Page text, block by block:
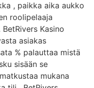
, paikka aika aukko
roolipelaaja
Kasino
asiakas
% palauttaa mistä
sisään se
mukana